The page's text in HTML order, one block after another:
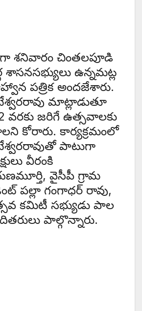
శనివారం చింతలపూడి
ఉన్నమట్ల
పత్రిక అందజేశారు.
మాట్లాడుతూ
వరకు జరిగే ఉత్సవాలకు
కోరారు. కార్యక్రమంలో
పాటుగా
వీరంకి
వైసీపీ గ్రామ
పల్లా గంగాధర్ రావు,
కమిటీ సభ్యుడు పాల
పాల్గొన్నారు.